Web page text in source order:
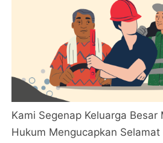
Kami Segenap Keluarga Besar
Hukum Mengucapkan Selamat